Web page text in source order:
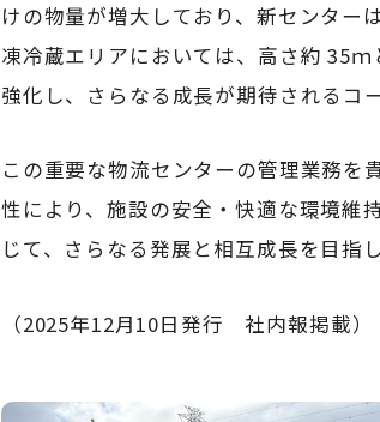
けの物量が増大しており、新センター
凍冷蔵エリアにおいては、高さ約 35
強化し、さらなる成長が期待されるコ
この重要な物流センターの管理業務を
性により、施設の安全・快適な環境維
じて、さらなる発展と相互成長を目指
（2025年12月10日発行 社内報掲載）